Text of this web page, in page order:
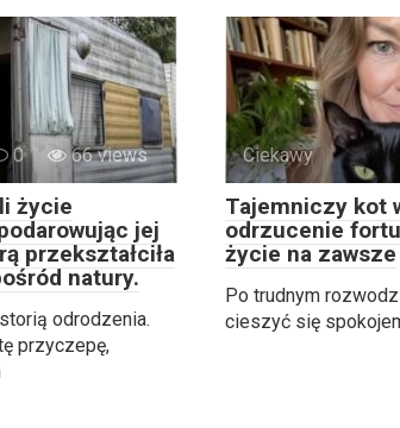
0 66 views
życie
jej
przekształciła
natury.
odrodzenia.
przyczepę,
Ciekawy
Tajemniczy kot
odrzucenie
życie na zawsze
Po trudnym
cieszyć się